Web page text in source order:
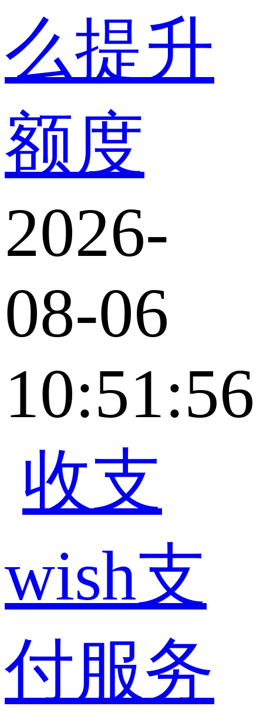
么提升
额度
2026-
08-06
10:51:56
收支
wish支
付服务